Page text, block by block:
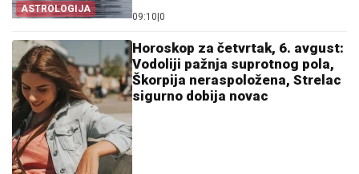
ASTROLOGIJA
09:10 0
Horoskop za četvrtak, 6. avgust:
Vodoliji pažnja suprotnog pola,
Škorpija neraspoložena, Strelac
sigurno dobija novac